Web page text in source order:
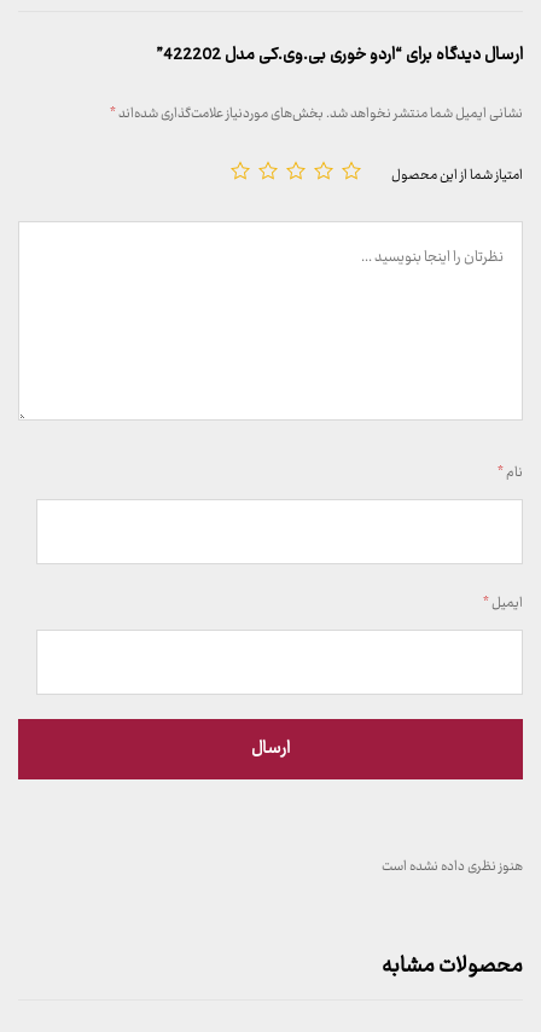
ارسال دیدگاه برای “اردو خوری بی.وی.کی مدل 422202”
نشانی ایمیل شما منتشر نخواهد شد.بخش‌های موردنیاز علامت‌گذاری شده‌اند*
امتیاز شما از این محصول
نام*
ایمیل*
هنوز نظری داده نشده است
محصولات مشابه